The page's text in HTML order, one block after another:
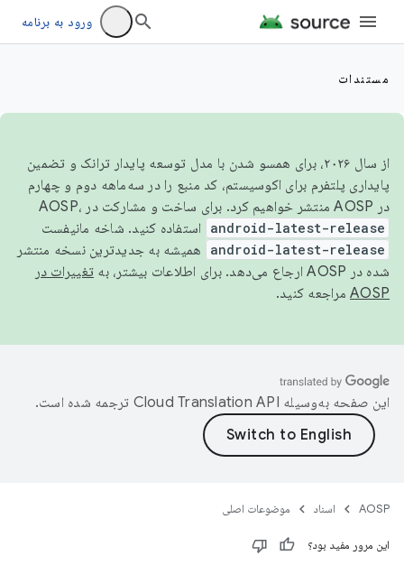
ورود به برنامه
مستندات
از سال ۲۰۲۶، برای همسو شدن با مدل توسعه پایدار ترانک و تضمین
پایداری پلتفرم برای اکوسیستم، کد منبع را در سه‌ماهه دوم و چهارم
در AOSP منتشر خواهیم کرد. برای ساخت و مشارکت در AOSP،
android-latest-release استفاده کنید. شاخه مانیفست
android-latest-release
همیشه به جدیدترین نسخه منتشر
شده در AOSP ارجاع می‌دهد. برای اطلاعات بیشتر، به
تغییرات در
AOSP مراجعه کنید.
این صفحه به‌وسیله ترجمه شده است.
AOSP اسناد موضوعات اصلی
این مرور مفید بود؟